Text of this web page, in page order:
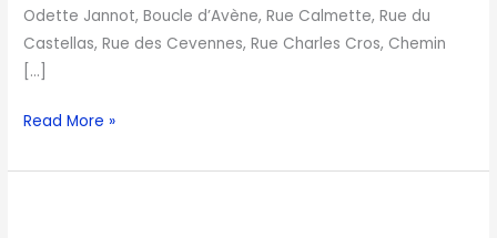
Odette Jannot, Boucle d’Avène, Rue Calmette, Rue du
Castellas, Rue des Cevennes, Rue Charles Cros, Chemin
[…]
Read More »